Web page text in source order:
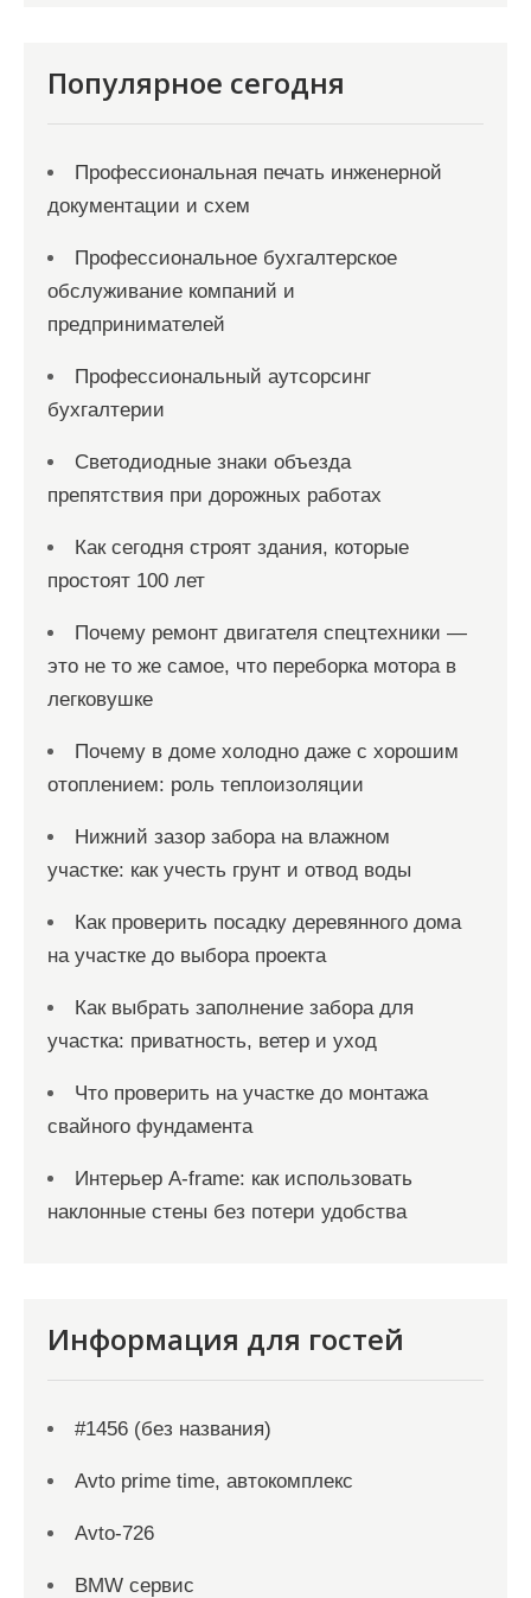
Популярное сегодня
Профессиональная печать инженерной
документации и схем
Профессиональное бухгалтерское
обслуживание компаний и
предпринимателей
Профессиональный аутсорсинг
бухгалтерии
Светодиодные знаки объезда
препятствия при дорожных работах
Как сегодня строят здания, которые
простоят 100 лет
Почему ремонт двигателя спецтехники —
это не то же самое, что переборка мотора в
легковушке
Почему в доме холодно даже с хорошим
отоплением: роль теплоизоляции
Нижний зазор забора на влажном
участке: как учесть грунт и отвод воды
Как проверить посадку деревянного дома
на участке до выбора проекта
Как выбрать заполнение забора для
участка: приватность, ветер и уход
Что проверить на участке до монтажа
свайного фундамента
Интерьер A-frame: как использовать
наклонные стены без потери удобства
Информация для гостей
#1456 (без названия)
Avto prime time, автокомплекс
Avto-726
BMW сервис